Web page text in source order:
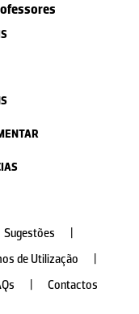
Sugestões
de Utilização
Contactos